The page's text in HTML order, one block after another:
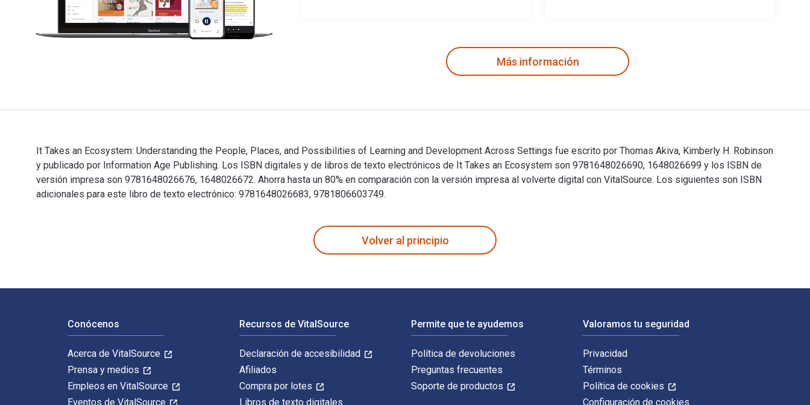
Más información
It Takes an Ecosystem: Understanding the People, Places, and Possibilities of Learning and Development Across Settings fue escrito por Thomas Akiva, Kimberly H. Robinson
y publicado por Information Age Publishing. Los ISBN digitales y de libros de texto electrónicos de It Takes an Ecosystem son 9781648026690, 1648026699 y los ISBN de
versión impresa son 9781648026676, 1648026672. Ahorra hasta un 80% en comparación con la versión impresa al volverte digital con VitalSource. Los siguientes son ISBN
adicionales para este libro de texto electrónico: 9781648026683, 9781806603749.
Volver al principio
Conócenos
Acerca de VitalSource
Prensa y medios
Empleos en VitalSource
Eventos de VitalSource
Recursos de VitalSource
Declaración de accesibilidad
Afiliados
Compra por lotes
Libros de texto digitales
Permite que te ayudemos
Política de devoluciones
Preguntas frecuentes
Soporte de productos
Valoramos tu seguridad
Privacidad
Términos
Política de cookies
Configuración de cookies